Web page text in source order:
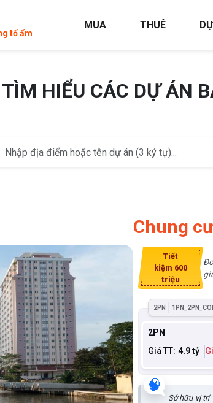
tổ ấm
MUA THUÊ
TÌM HIỂU CÁC DỰ ÁN
Chung
Tiết
kiệm 600
triệu
2PN
2PN
Giá TT: 4.9 tỷ
🧠
Sở hữu vị trí